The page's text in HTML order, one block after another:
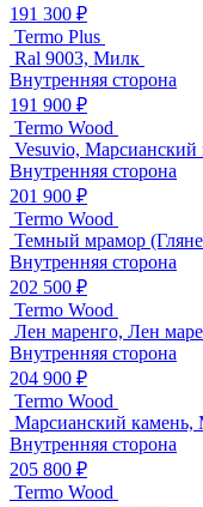
191 300 ₽
Termo Plus
Ral 9003, Милк
Внутренняя сторона
191 900 ₽
Termo Wood
Vesuvio, Марсианский
Внутренняя сторона
201 900 ₽
Termo Wood
Темный мрамор
Внутренняя сторона
202 500 ₽
Termo Wood
Лен маренго, Лен
Внутренняя сторона
204 900 ₽
Termo Wood
Марсианский камень,
Внутренняя сторона
205 800 ₽
Termo Wood